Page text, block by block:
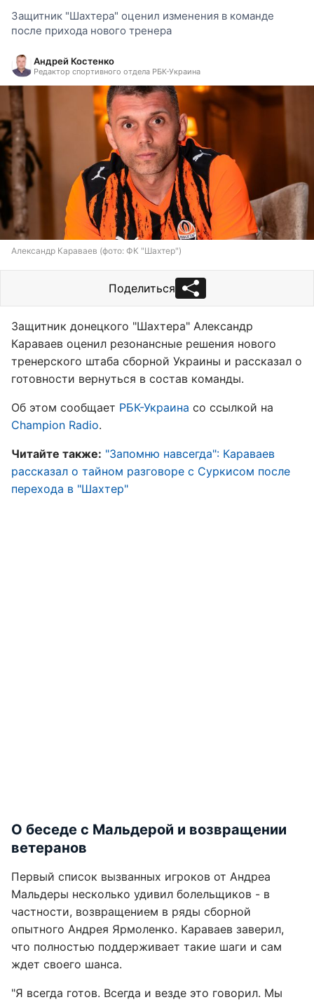
Защитник "Шахтера" оценил изменения в команде
после прихода нового тренера
Андрей Костенко
Редактор спортивного отдела РБК-Украина
Александр Караваев (фото: ФК "Шахтер")
Поделиться
Защитник донецкого "Шахтера" Александр
Караваев оценил резонансные решения нового
тренерского штаба сборной Украины и рассказал о
готовности вернуться в состав команды.
Об этом сообщает РБК-Украина со ссылкой на
Champion Radio.
Читайте также: "Запомню навсегда": Караваев
рассказал о тайном разговоре с Суркисом после
перехода в "Шахтер"
О беседе с Мальдерой и возвращении
ветеранов
Первый список вызванных игроков от Андреа
Мальдеры несколько удивил болельщиков - в
частности, возвращением в ряды сборной
опытного Андрея Ярмоленко. Караваев заверил,
что полностью поддерживает такие шаги и сам
ждет своего шанса.
"Я всегда готов. Всегда и везде это говорил. Мы